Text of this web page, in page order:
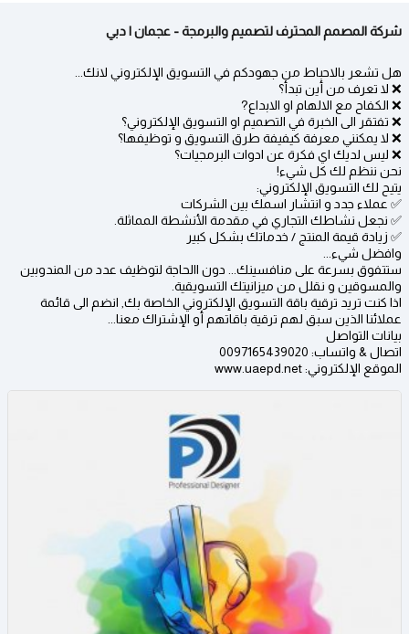
شركة المصمم المحترف لتصميم والبرمجة - عجمان | دبي
هل تشعر بالاحباط من جهودكم في التسويق الإلكتروني لانك...
❌ لا تعرف من أين تبدأ؟
❌ الكفاح مع الالهام او الابداع?
❌ تفتقر الى الخبرة في التصميم او التسويق الإلكتروني؟
❌ لا يمكنني معرفة كيفيفة طرق التسويق و توظيفها؟
❌ ليس لديك اي فكرة عن ادوات البرمجيات؟
نحن ننظم لك كل شيء!
يتيح لك التسويق الإلكتروني:
✅ عملاء جدد و انتشار اسمك بين الشركات
✅ نجعل نشاطك التجاري في مقدمة الأنشطة المماثلة.
✅ زيادة قيمة المنتج / خدماتك بشكل كبير
وافضل شيء...
ستتفوق بسرعة على منافسينك... دون االحاجة لتوظيف عدد من المندوبين
والمسوقين و نقلل من ميزانيتك التسويقية.
اذا كنت تريد ترقية باقة التسويق الإلكتروني الخاصة بك, انضم الى قائمة
عملائنا الذين سبق لهم ترقية باقاتهم أو الإشتراك معنا...
بيانات التواصل
اتصال & واتساب: 0097165439020
الموقع الإلكتروني: www.uaepd.net